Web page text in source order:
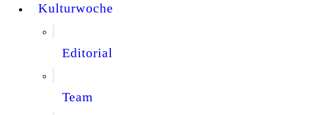
Kulturwoche
Editorial
Team